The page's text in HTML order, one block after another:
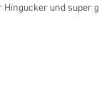
und super